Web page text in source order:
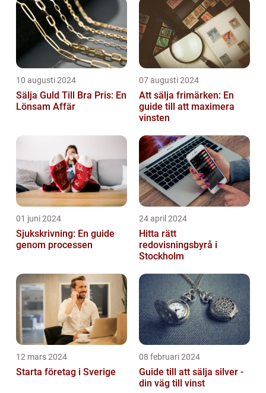
10 augusti 2024
Sälja Guld Till Bra Pris: En
Lönsam Affär
07 augusti 2024
Att sälja frimärken: En
guide till att maximera
vinsten
01 juni 2024
Sjukskrivning: En guide
genom processen
24 april 2024
Hitta rätt
redovisningsbyrå i
Stockholm
12 mars 2024
Starta företag i Sverige
08 februari 2024
Guide till att sälja silver -
din väg till vinst